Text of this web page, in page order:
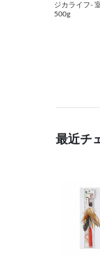
ジカライフ-
500g
最近チ